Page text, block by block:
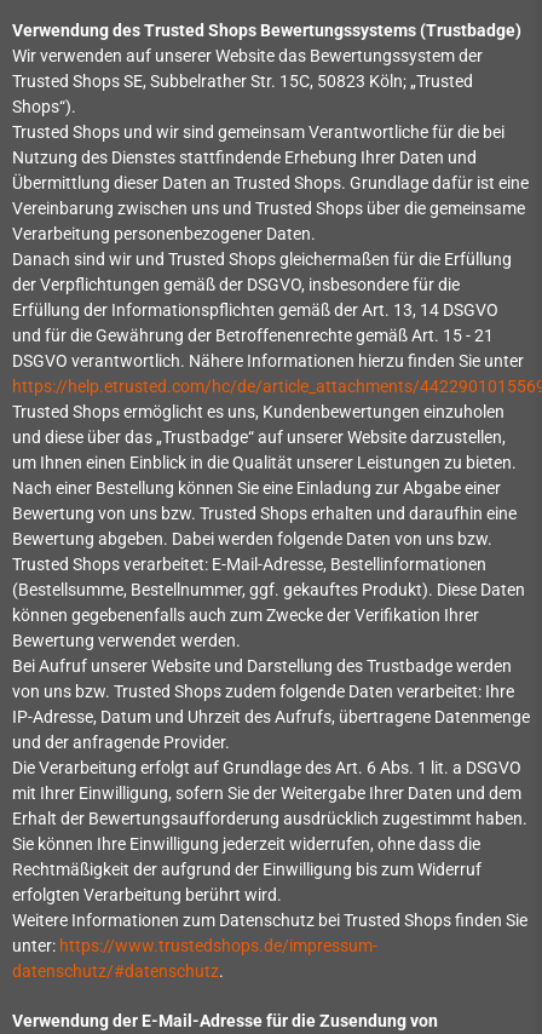
Verwendung des Trusted Shops Bewertungssystems (Trustbadge)
Wir verwenden auf unserer Website das Bewertungssystem der
Trusted Shops SE, Subbelrather Str. 15C, 50823 Köln; „Trusted
Shops“).
Trusted Shops und wir sind gemeinsam Verantwortliche für die bei
Nutzung des Dienstes stattfindende Erhebung Ihrer Daten und
Übermittlung dieser Daten an Trusted Shops. Grundlage dafür ist eine
Vereinbarung zwischen uns und Trusted Shops über die gemeinsame
Verarbeitung personenbezogener Daten.
Danach sind wir und Trusted Shops gleichermaßen für die Erfüllung
der Verpflichtungen gemäß der DSGVO, insbesondere für die
Erfüllung der Informationspflichten gemäß der Art. 13, 14 DSGVO
und für die Gewährung der Betroffenenrechte gemäß Art. 15 - 21
DSGVO verantwortlich. Nähere Informationen hierzu finden Sie unter
https://help.etrusted.com/hc/de/article_attachments/
Trusted Shops ermöglicht es uns, Kundenbewertungen einzuholen
und diese über das „Trustbadge“ auf unserer Website darzustellen,
um Ihnen einen Einblick in die Qualität unserer Leistungen zu bieten.
Nach einer Bestellung können Sie eine Einladung zur Abgabe einer
Bewertung von uns bzw. Trusted Shops erhalten und daraufhin eine
Bewertung abgeben. Dabei werden folgende Daten von uns bzw.
Trusted Shops verarbeitet: E-Mail-Adresse, Bestellinformationen
(Bestellsumme, Bestellnummer, ggf. gekauftes Produkt). Diese Daten
können gegebenenfalls auch zum Zwecke der Verifikation Ihrer
Bewertung verwendet werden.
Bei Aufruf unserer Website und Darstellung des Trustbadge werden
von uns bzw. Trusted Shops zudem folgende Daten verarbeitet: Ihre
IP-Adresse, Datum und Uhrzeit des Aufrufs, übertragene Datenmenge
und der anfragende Provider.
Die Verarbeitung erfolgt auf Grundlage des Art. 6 Abs. 1 lit. a DSGVO
mit Ihrer Einwilligung, sofern Sie der Weitergabe Ihrer Daten und dem
Erhalt der Bewertungsaufforderung ausdrücklich zugestimmt haben.
Sie können Ihre Einwilligung jederzeit widerrufen, ohne dass die
Rechtmäßigkeit der aufgrund der Einwilligung bis zum Widerruf
erfolgten Verarbeitung berührt wird.
Weitere Informationen zum Datenschutz bei Trusted Shops finden Sie
unter: https://www.trustedshops.de/impressum-
datenschutz/#datenschutz.
Verwendung der E-Mail-Adresse für die Zusendung von